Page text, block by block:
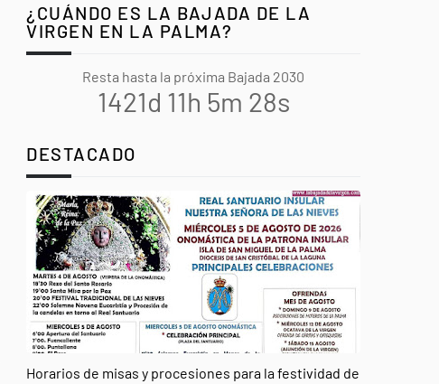
¿CUÁNDO ES LA BAJADA DE LA
VIRGEN EN LA PALMA?
Resta hasta la próxima Bajada 2030
1421d 11h 5m 27s
DESTACADO
Horarios de misas y procesiones para la festividad de